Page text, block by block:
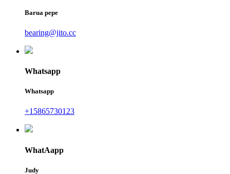
Barua pepe
bearing@jito.cc
Whatsapp
Whatsapp
+15865730123
WhatAapp
Judy